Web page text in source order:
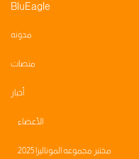
BluEagle
مدونه
منصات
أخبار
الأعضاء
مختبر مجموعه الموناليزا 2025